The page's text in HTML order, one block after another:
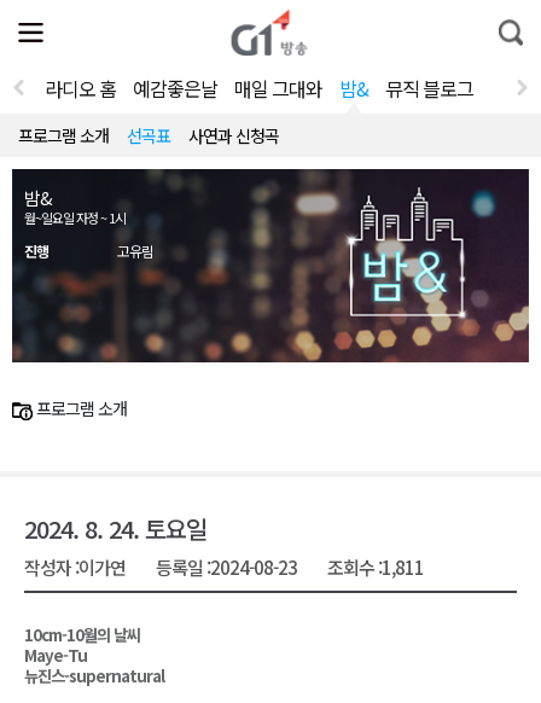
전
체
뉴
열
통
합
라디오 홈 예감좋은날 매일 그대와 밤& 뮤직 블로그
프로그램 소개 선곡표 사연과 신청곡
밤&
월~일요일 자정 ~ 1시
진행 고유림
프로그램 소개
2024. 8. 24. 토요일
작성자 :이가연 등록일 :2024-08-23 조회수 :1,811
10cm-10월의 날씨
Maye-Tu
뉴진스-supernatural